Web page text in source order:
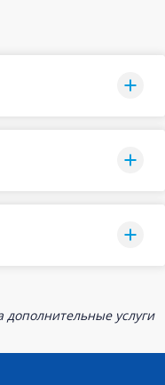
услуги